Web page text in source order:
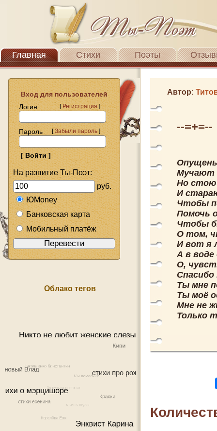
Главная Стихи Поэты
Вход для пользователей
Логин
[Регистрация]
Пароль [Забыли пароль]
На развитие Ты-Поэт:
руб.
ЮMoney
Банковская карта
Мобильный платёж
Облако тегов
Автор:
--=+=--
Мучают
Но стою
И
Чтобы
Помочь
Чтобы
О том,
И вот я
А в
О,
Ты мне
Ты моё
Мне не
Только